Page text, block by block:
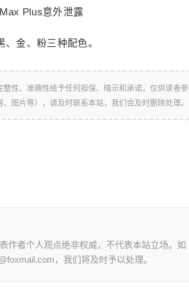
金、粉三种配色。
性、准确性给予任何担保、暗示和承诺，仅供读者参
图片等），请及时联系本站，我们会及时删除处理。
作者个人观点绝非权威，不代表本站立场。如
，我们将及时予以处理。